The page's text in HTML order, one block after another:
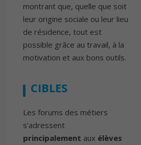
montrant que, quelle que soit
leur origine sociale ou leur lieu
de résidence, tout est
possible grâce au travail, à la
motivation et aux bons outils.
CIBLES
Les forums des métiers
s’adressent
principalement aux élèves